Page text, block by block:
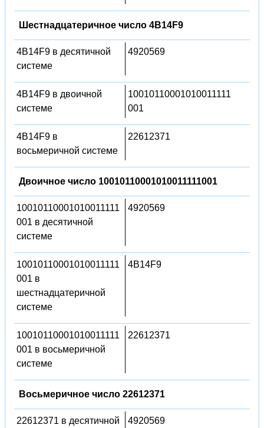
Шестнадцатеричное число 4B14F9
4B14F9 в десятичной
системе
4920569
4B14F9 в двоичной
системе
10010110001010011111
001
4B14F9 в
восьмеричной системе
22612371
Двоичное число 10010110001010011111001
10010110001010011111
001 в десятичной
системе
4920569
10010110001010011111
001 в
шестнадцатеричной
системе
4B14F9
10010110001010011111
001 в восьмеричной
системе
22612371
Восьмеричное число 22612371
22612371 в десятичной 4920569